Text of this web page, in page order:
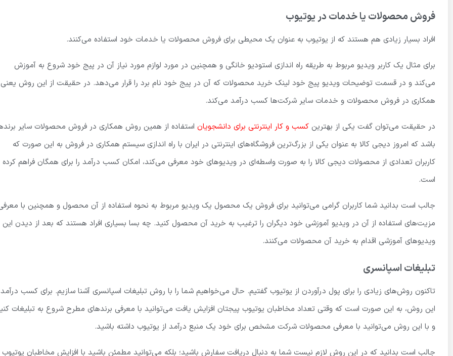
فروش محصولات یا خدمات در یوتیوب
افراد بسیار زیادی هم هستند که از یوتیوب به عنوان یک محیطی برای فروش محصولات یا خدمات خود استفاده می‌کنند.
برای مثال یک کاربر ویدیو مربوط به طریقه راه اندازی استودیو خانگی و همچنین در مورد لوازم مورد نیاز آن در پیج خود شروع به آموزش
می‌کند و در قسمت توضیحات ویدیو پیج خود لینک خرید محصولات که آن در پیج خود نام برد را قرار می‌دهد. در حقیقت از این روش یعنی
همکاری در فروش محصولات و خدمات سایر شرکت‌ها کسب درآمد می‌کند.
در حقیقت می‌توان گفت یکی از بهترین کسب و کار اینترنتی برای دانشجویان استفاده از همین روش همکاری در فروش محصولات سایر
باشد که امروز دیجی کالا به عنوان یکی از بزرگ‌ترین فروشگاه‌های اینترنتی در ایران با راه اندازی سیستم همکاری در فروش به این صورت که
کاربران تعدادی از محصولات دیجی کالا را به صورت واسطه‌ای در ویدیوهای خود معرفی می‌کند، امکان کسب درآمد را برای همگان فراهم کرده
است.
جالب است بدانید شما کاربران گرامی می‌توانید برای فروش یک محصول یک ویدیو مربوط به نحوه استفاده از آن محصول و همچنین با
مزیت‌های استفاده از آن در ویدیو آموزشی خود دیگران را ترغیب به خرید آن محصول کنید. چه بسا بسیاری افراد هستند که بعد از دیدن این
ویدیوهای آموزشی اقدام به خرید آن محصولات می‌کنند.
تبلیغات اسپانسری
تاکنون روش‌های زیادی را برای پول درآوردن از یوتیوب گفتیم. حال می‌خواهیم شما را با روش تبلیغات اسپانسری آشنا سازیم. برای کسب درآمد
این روش، به این صورت است که وقتی تعداد مخاطبان یوتیوب پیجتان افزایش یافت می‌توانید با معرفی برندهای مطرح شروع به تبلیغات
و با این روش می‌توانید با معرفی محصولات شرکت مشخص برای خود یک منبع درآمد از یوتیوب داشته باشید.
جالب است بدانید که در این روش لازم نیست شما به دنبال دریافت سفارش باشید؛ بلکه می‌توانید مطمئن باشید با افزایش مخاطبان یوتیوب